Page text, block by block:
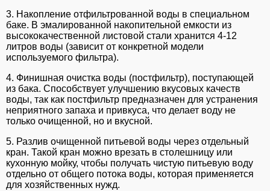
3. Накопление отфильтрованной воды в специальном
баке. В эмалированной накопительной емкости из
высококачественной листовой стали хранится 4-12
литров воды (зависит от конкретной модели
используемого фильтра).
4. Финишная очистка воды (постфильтр), поступающей
из бака. Способствует улучшению вкусовых качеств
воды, так как постфильтр предназначен для устранения
неприятного запаха и привкуса, что делает воду не
только очищенной, но и вкусной.
5. Разлив очищенной питьевой воды через отдельный
кран. Такой кран можно врезать в столешницу или
кухонную мойку, чтобы получать чистую питьевую воду
отдельно от общего потока воды, которая применяется
для хозяйственных нужд.